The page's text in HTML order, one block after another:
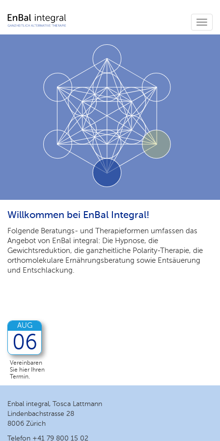
Willkommen bei EnBal Integral!
Folgende Beratungs- und Therapieformen umfassen das
Angebot von EnBal integral: Die Hypnose, die
Gewichtsreduktion, die ganzheitliche Polarity-Therapie, die
orthomolekulare Ernährungsberatung sowie Entsäuerung
und Entschlackung.
AUG
06
Vereinbaren
Sie hier Ihren
Termin.
Enbal integral, Tosca Lattmann
Lindenbachstrasse 28
8006 Zürich
Telefon +41 79 800 15 02